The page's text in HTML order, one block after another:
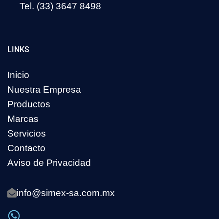
Tel. (33) 3647 8498
LINKS
Inicio
Nuestra Empresa
Productos
Marcas
Servicios
Contacto
Aviso de Privacidad
info@simex-sa.com.mx